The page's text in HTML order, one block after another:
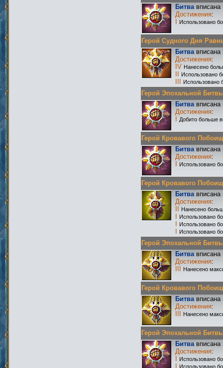
Битвавписана
Достижения:
Использовано
Герой Судного Дня
Битвавписана
Достижения:
IV Нанесено
Использовано
Использовано
Герой Эпохальной
Битвавписана
Достижения:
Добито больше
Герой Кровавого
Битвавписана
Достижения:
Использовано
Герой Кровавого
Битвавписана
Достижения:
Нанесено
Использовано
Использовано
Использовано
Герой Эпохальной
Битвавписана
Достижения:
Нанесено
Герой Кровавого
Битвавписана
Достижения:
Нанесено
Герой Эпохальной
Битвавписана
Достижения:
Использовано
Использовано